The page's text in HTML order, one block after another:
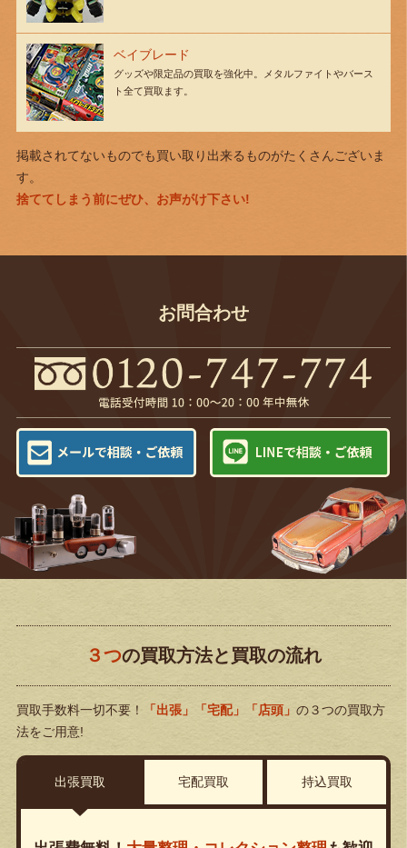
ベイブレード
グッズや限定品の買取を強化中。メタルファイトやバース
ト全て買取ます。
掲載されてないものでも買い取り出来るものがたくさんございま
す。
捨ててしまう前にぜひ、お声がけ下さい!
お問合わせ
３つの買取方法と買取の流れ
買取手数料一切不要！ 「出張」「宅配」「店頭」 の３つの買取方
法をご用意!
出張買取 宅配買取 持込買取